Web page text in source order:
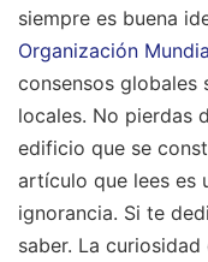
siempre es buena
Organización
consensos globales
locales. No pierdas
edificio que se
artículo que lees es
ignorancia. Si te
saber. La